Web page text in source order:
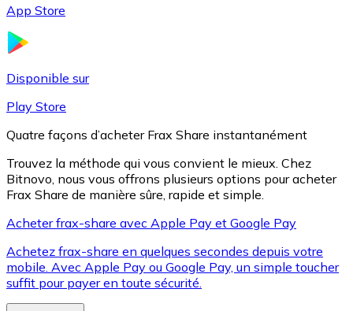
XRP
XRP
App Store
Disponible sur
Play Store
Quatre façons d’acheter Frax Share instantanément
Trouvez la méthode qui vous convient le mieux. Chez
Bitnovo, nous vous offrons plusieurs options pour acheter
Frax Share de manière sûre, rapide et simple.
Acheter frax-share avec Apple Pay et Google Pay
Achetez frax-share en quelques secondes depuis votre
mobile. Avec Apple Pay ou Google Pay, un simple toucher
suffit pour payer en toute sécurité.